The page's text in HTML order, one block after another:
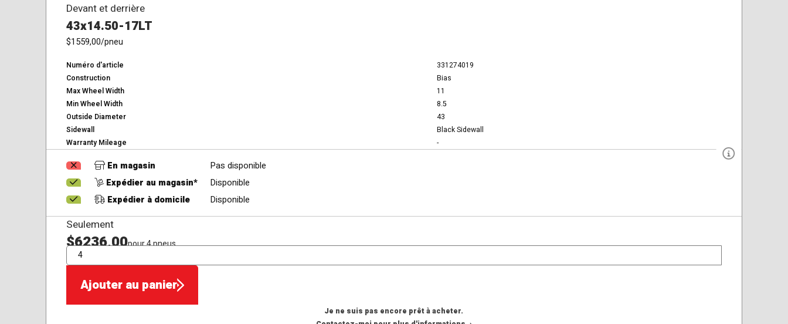
Devant et derrière
43x14.50-17LT
$1559,00/pneu
Numéro d'article
331274019
Construction
Bias
Max Wheel Width
11
Min Wheel Width
8.5
Outside Diameter
43
Sidewall
Black Sidewall
Warranty Mileage
-
En magasin
Pas disponible
Expédier au magasin*
Disponible
Expédier à domicile
Disponible
Seulement
$6236,00pour 4 pneus
QTÉ
Ajouter au panier
Je ne suis pas encore prêt à acheter.